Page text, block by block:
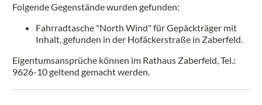
Folgende Gegenstände wurden gefunden:
Fahrradtasche "North Wind" für Gepäckträger mit
Inhalt, gefunden in der Hofäckerstraße in Zaberfeld.
Eigentumsansprüche können im Rathaus Zaberfeld, Tel.:
9626-10 geltend gemacht werden.